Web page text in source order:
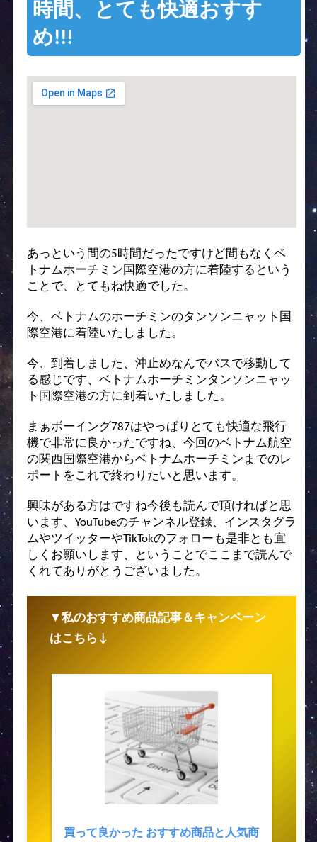
時間、とても快適おすす
め!!!
あっという間の5時間だったですけど間もなくベ
トナムホーチミン国際空港の方に着陸するという
ことで、とてもね快適でした。
今、ベトナムのホーチミンのタンソンニャット国
際空港に着陸いたしました。
今、到着しました、沖止めなんでバスで移動して
る感じです、ベトナムホーチミンタンソンニャッ
ト国際空港の方に到着いたしました。
まぁボーイング787はやっぱりとても快適な飛行
機で非常に良かったですね、今回のベトナム航空
の関西国際空港からベトナムホーチミンまでのレ
ポートをこれで終わりたいと思います。
興味がある方はですね今後も読んで頂ければと思
います、YouTubeのチャンネル登録、インスタグラ
ムやツイッターやTikTokのフォローも是非とも宜
しくお願いします、ということでここまで読んで
くれてありがとうございました。
▼私のおすすめ商品記事＆キャンペーン
はこちら↓
買って良かった おすすめ商品と人気商